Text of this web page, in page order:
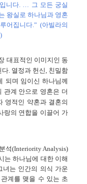
니다. … 그 모든 궁실
왕실로 하나님과 영혼
어집니다.” (아빌라의
대표적인 이미지인 동
. 열정과 헌신, 친밀함
되며 임이신 하나님께
관계 안으로 영혼은 더
영적인 약혼과 결혼의
랑의 연합을 이끌어 가
석(Interiority Analysis)
는 하나님에 대한 이해
녀는 인간의 의식 가운
계를 맺을 수 있는 초